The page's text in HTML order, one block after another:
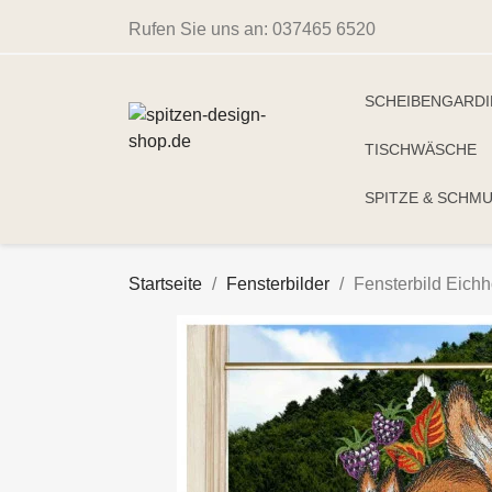
Rufen Sie uns an: 037465 6520
TISCHWÄSCHE
SPITZE &
Startseite Fensterbilder Fensterbild